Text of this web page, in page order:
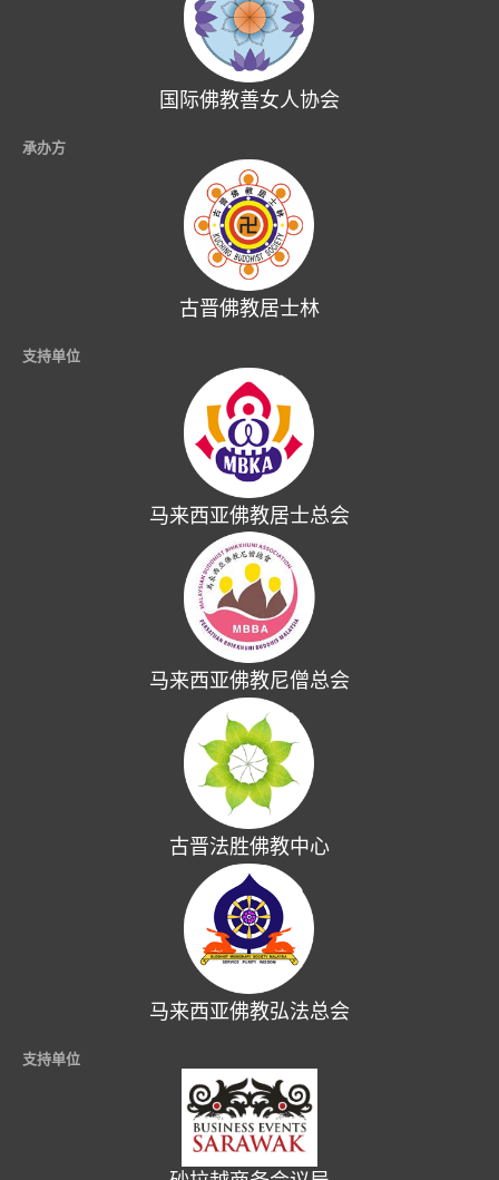
国际佛教善女人协会
承办方
古晋佛教居士林
支持单位
马来西亚佛教居士总会
马来西亚佛教尼僧总会
古晋法胜佛教中心
马来西亚佛教弘法总会
支持单位